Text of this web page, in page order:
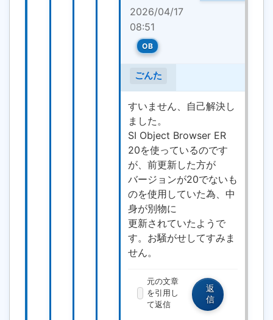
2026/04/17
08:51
OB
ごんた
すいません、自己解決し
ました。
SI Object Browser ER
20を使っているのです
が、前更新した方が
バージョンが20でないも
のを使用していた為、中
身が別物に
更新されていたようで
す。お騒がせしてすみま
せん。
元の文章
を引用し
て返信
返
信